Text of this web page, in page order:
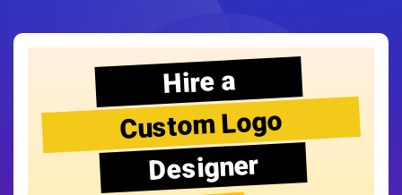
Hire a
Custom Logo
Designer